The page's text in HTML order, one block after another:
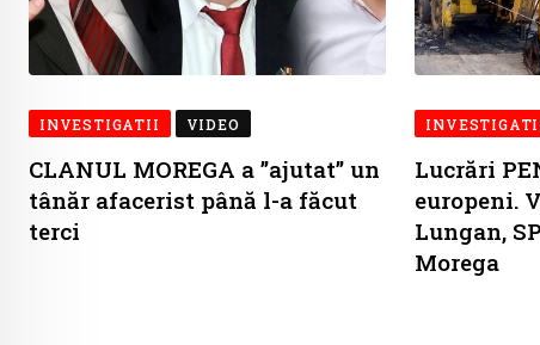
INVESTIGATII VIDEO
CLANUL MOREGA a ”ajutat” un
tânăr afacerist până l-a făcut
terci
Lucrări
europeni.
Lungan,
Morega